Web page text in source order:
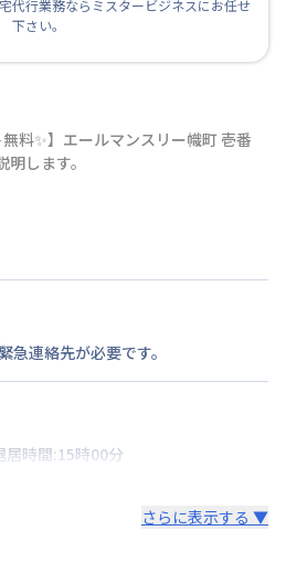
代行業務ならミスタービジネスにお任せ
下さい。
料✨】エールマンスリー幟町 壱番
します。
急連絡先が必要です。
居時間:15時00分
さらに表示する ▼